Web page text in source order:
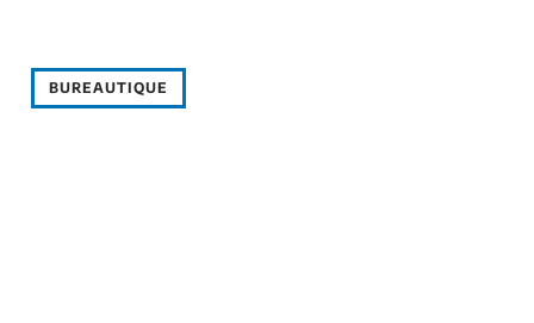
BUREAUTIQUE